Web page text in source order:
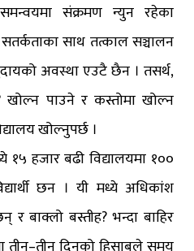
संक्रमण न्युन रहेका
साथ तत्काल सञ्चालन
अवस्था एउटै छैन । तसर्थ,
खोल्न पाउने र कस्तोमा खोल्न
खोल्नुपर्छ ।
१५ हजार बढी विद्यालयमा १००
छन । यी मध्ये अधिकांश
बाक्लो बस्तीह? भन्दा बाहिर